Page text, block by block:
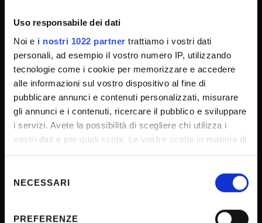
Uso responsabile dei dati
Noi e i nostri 1022 partner trattiamo i vostri dati
personali, ad esempio il vostro numero IP, utilizzando
tecnologie come i cookie per memorizzare e accedere
alle informazioni sul vostro dispositivo al fine di
pubblicare annunci e contenuti personalizzati, misurare
gli annunci e i contenuti, ricercare il pubblico e sviluppare
i servizi. Avete la possibilità di scegliere chi utilizza i
vostri dati e per quali scopi. Le vostre scelte in materia di
privacy sono applicabili solo su questa proprietà digitale
modificare o revocare il proprio consenso in qualsiasi
momento dalla Dichiarazione sui cookie o facendo clic
delNECESSARI
PREFERENZE
Atti di notifica
Note legali
Privacy
Cookie
Sponsorizzazioni e donazioni
Iniziative e convegni
Il 5x1000 all'Università di Verona
Firma Elettronica Avanzata